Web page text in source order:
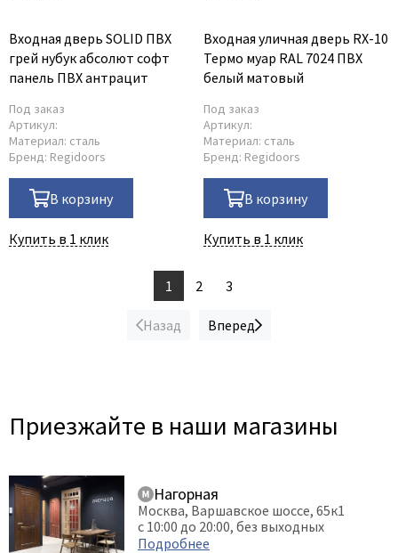
Входная дверь SOLID ПВХ
грей нубук абсолют софт
панель ПВХ антрацит
Под заказ
Артикул:
Материал: сталь
Бренд: Regidoors
В корзину
Купить в 1 клик
Входная уличная дверь RX-10
Термо муар RAL 7024 ПВХ
белый матовый
Под заказ
Артикул:
Материал: сталь
Бренд: Regidoors
В корзину
Купить в 1 клик
Назад
1 2 3
Вперед
Приезжайте в наши магазины
Нагорная
Москва, Варшавское шоссе, 65к1
с 10:00 до 20:00, без выходных
Подробнее